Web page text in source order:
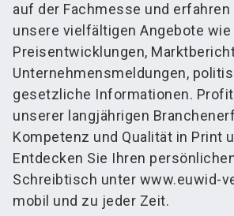
auf der Fachmesse und erfahren
unsere vielfältigen Angebote wie
Preisentwicklungen,
Unternehmensmeldungen,
gesetzliche Informationen.
unserer langjährigen
Kompetenz und Qualität in Print
Entdecken Sie Ihren
Schreibtisch unter www.euwid-
mobil und zu jeder Zeit.